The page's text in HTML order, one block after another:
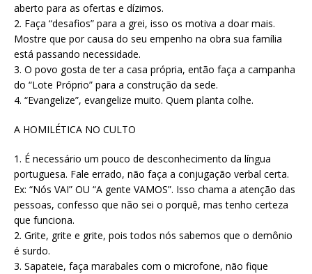
aberto para as ofertas e dízimos.
2. Faça “desafios” para a grei, isso os motiva a doar mais.
Mostre que por causa do seu empenho na obra sua família
está passando necessidade.
3. O povo gosta de ter a casa própria, então faça a campanha
do “Lote Próprio” para a construção da sede.
4. “Evangelize”, evangelize muito. Quem planta colhe.
A HOMILÉTICA NO CULTO
1. É necessário um pouco de desconhecimento da língua
portuguesa. Fale errado, não faça a conjugação verbal certa.
Ex: “Nós VAI” OU “A gente VAMOS”. Isso chama a atenção das
pessoas, confesso que não sei o porquê, mas tenho certeza
que funciona.
2. Grite, grite e grite, pois todos nós sabemos que o demônio
é surdo.
3. Sapateie, faça marabales com o microfone, não fique